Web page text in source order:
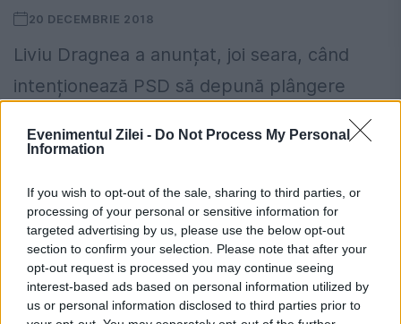
Evenimentul Zilei - Do Not Process My Personal
Information
If you wish to opt-out of the sale, sharing to third parties, or
processing of your personal or sensitive information for
targeted advertising by us, please use the below opt-out
section to confirm your selection. Please note that after your
opt-out request is processed you may continue seeing
interest-based ads based on personal information utilized by
us or personal information disclosed to third parties prior to
20 DECEMBRIE 2018
Liviu Dragnea a anunțat, joi seara, când
intenționează PSD să depună plângere
Iohannis pentru înaltă trădare. Reamintim
Iohannis, în...